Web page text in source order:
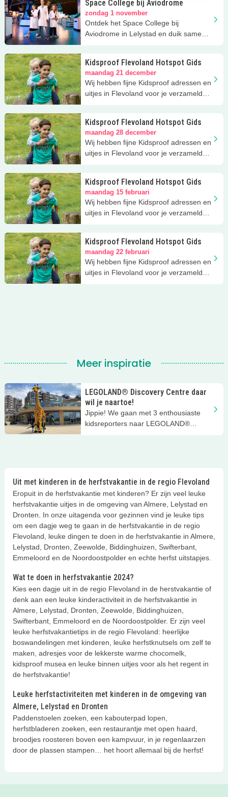
Space College bij Aviodrome
zondag 1 november
Ontdek het Space College bij
Aviodrome in Lelystad en duik samen
Kidsproof Flevoland Hotspot Gids
maandag 21 december
Wij hebben fijne Kidsproof adressen en
uitjes in Flevoland voor je verzameld!
Kidsproof Flevoland Hotspot Gids
maandag 28 december
Wij hebben fijne Kidsproof adressen en
uitjes in Flevoland voor je verzameld!
Kidsproof Flevoland Hotspot Gids
maandag 15 februari
Wij hebben fijne Kidsproof adressen en
uitjes in Flevoland voor je verzameld!
Kidsproof Flevoland Hotspot Gids
maandag 22 februari
Wij hebben fijne Kidsproof adressen en
uitjes in Flevoland voor je verzameld!
Meer inspiratie
LEGOLAND® Discovery Centre daar
wil je naartoe!
Jippie! We gaan met 3 enthousiaste
kidsreporters naar LEGOLAND®
kleurrijk LEGO® speelparadijs voor
kinderen!
Uit met kinderen in de herfstvakantie in de regio Flevoland
Eropuit in de herfstvakantie met kinderen? Er zijn veel leuke
herfstvakantie uitjes in de omgeving van Almere, Lelystad en
Dronten. In onze uitagenda voor gezinnen vind je leuke tips
om een dagje weg te gaan in de herfstvakantie in de regio
Flevoland, leuke dingen te doen in de herfstvakantie in Almere,
Lelystad, Dronten, Zeewolde, Biddinghuizen, Swifterbant,
Emmeloord en de Noordoostpolder en echte herfst uitstapjes.
Wat te doen in herfstvakantie 2024?
Kies een dagje uit in de regio Flevoland in de herstvakantie of
denk aan een leuke kinderactiviteit in de herfstvakantie in
Almere, Lelystad, Dronten, Zeewolde, Biddinghuizen,
Swifterbant, Emmeloord en de Noordoostpolder. Er zijn veel
leuke herfstvakantietips in de regio Flevoland: heerlijke
boswandelingen met kinderen, leuke herfstknutsels om zelf te
maken, adresjes voor de lekkerste warme chocomelk,
kidsproof musea en leuke binnen uitjes voor als het regent in
de herfstvakantie!
Leuke herfstactiviteiten met kinderen in de omgeving van
Almere, Lelystad en Dronten
Paddenstoelen zoeken, een kabouterpad lopen,
herfstbladeren zoeken, een restaurantje met open haard,
broodjes roosteren boven een kampvuur, in je regenlaarzen
door de plassen stampen… het hoort allemaal bij de herfst!